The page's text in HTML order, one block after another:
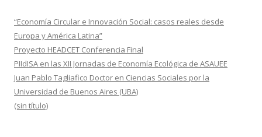
“Economía Circular e Innovación Social: casos reales desde
Europa y América Latina”
Proyecto HEADCET Conferencia Final
PIIdISA en las XII Jornadas de Economía Ecológica de ASAUEE
Juan Pablo Tagliafico Doctor en Ciencias Sociales por la
Universidad de Buenos Aires (UBA)
(sin título)